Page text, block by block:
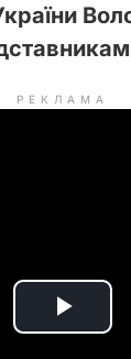
РЕКЛАМА
P